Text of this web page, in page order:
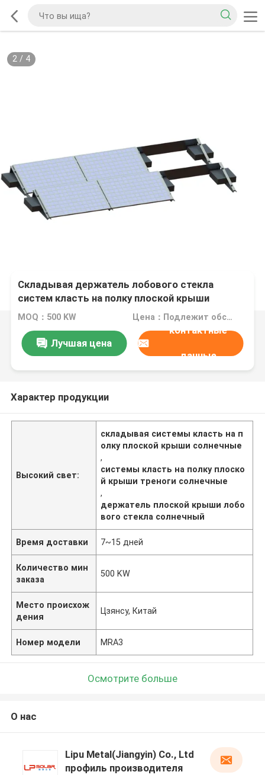
2/ 4
Складывая держатель лобового стекла
систем класть на полку плоской крыши
треноги солнечный
MOQ：500 KW Цена：Подлежит обсуждению
Лучшая цена
контактные
данные
Характер продукции
Высокий свет:
складывая системы класть на п
олку плоской крыши солнечные
,
системы класть на полку плоско
й крыши треноги солнечные
,
держатель плоской крыши лобо
вого стекла солнечный
Время доставки 7~15 дней
Количество мин
заказа
500 KW
Место происхож
дения
Цзянсу, Китай
Номер модели MRA3
Осмотрите больше
О нас
Lipu Metal(Jiangyin) Co., Ltd
профиль производителя